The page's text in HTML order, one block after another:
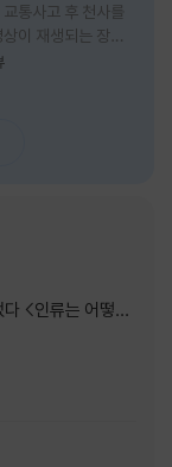
통사고 후 천사를
이 재생되는 장례
는 몇 줄만 읽어도
면서 잘 만든 단편
보는 기분이 들었
끝날 때마다 질문
의 일부이면서 한
게